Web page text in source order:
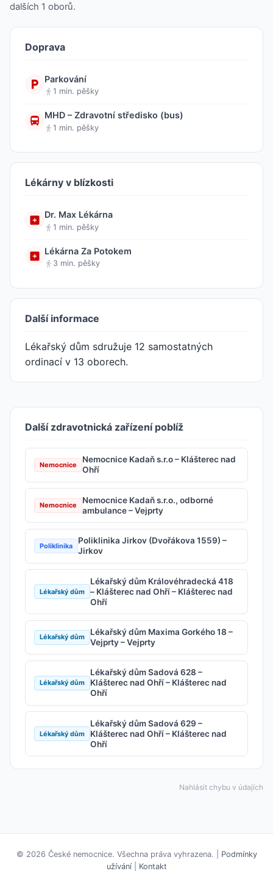
dalších 1 oborů.
Doprava
Parkování
1 min. pěšky
MHD – Zdravotní středisko (bus)
1 min. pěšky
Lékárny v blízkosti
Dr. Max Lékárna
1 min. pěšky
Lékárna Za Potokem
3 min. pěšky
Další informace
Lékařský dům sdružuje 12 samostatných
ordinací v 13 oborech.
Další zdravotnická zařízení poblíž
Nemocnice
Nemocnice Kadaň s.r.o – Klášterec nad
Ohří
Nemocnice
Nemocnice Kadaň s.r.o., odborné
ambulance – Vejprty
Poliklinika
Poliklinika Jirkov (Dvořákova 1559) –
Jirkov
Lékařský dům
Lékařský dům Královéhradecká 418
– Klášterec nad Ohří – Klášterec nad
Ohří
Lékařský dům
Lékařský dům Maxima Gorkého 18 –
Vejprty – Vejprty
Lékařský dům
Lékařský dům Sadová 628 –
Klášterec nad Ohří – Klášterec nad
Ohří
Lékařský dům
Lékařský dům Sadová 629 –
Klášterec nad Ohří – Klášterec nad
Ohří
Nahlásit chybu v údajích
© 2026 České nemocnice. Všechna práva vyhrazena. | Podmínky
užívání| Kontakt